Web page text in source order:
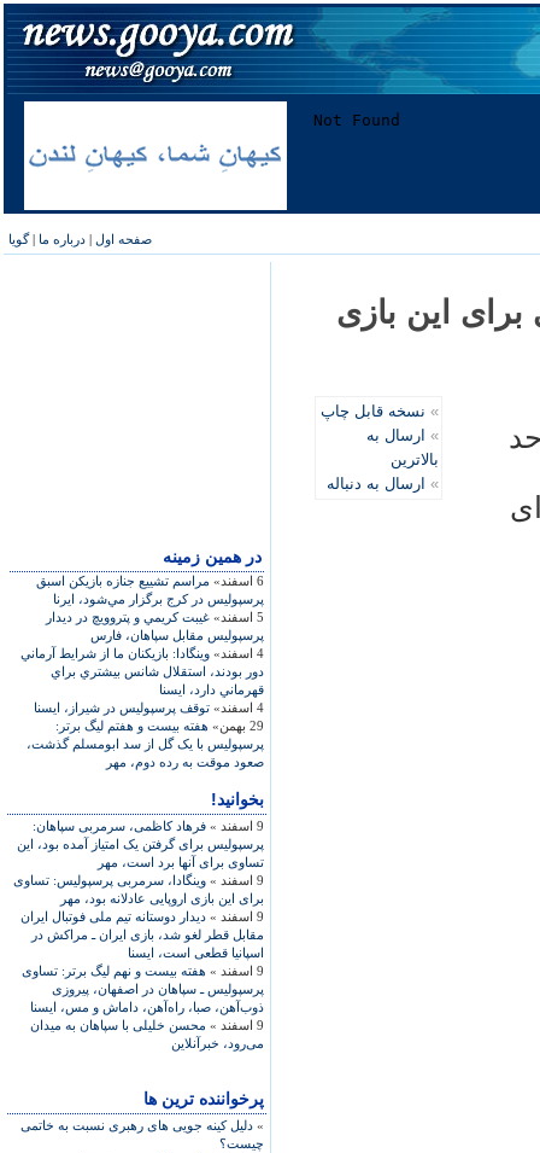
صفحه اول | درباره ما |گویا
در همين زمينه
6 اسفند»
مراسم تشييع جنازه بازيكن اسبق
پرسپوليس در كرج برگزار مي‌شود، ایرنا
5 اسفند»
غيبت كريمي و پتروويچ در ديدار
پرسپوليس مقابل سپاهان، فارس
4 اسفند»
وينگادا: بازيكنان ما از شرايط آرماني
دور بودند، استقلال شانس بيشتري براي
قهرماني دارد، ايسنا
4 اسفند»
توقف پرسپوليس در شيراز، ايسنا
29 بهمن»
هفته بيست و هفتم ليگ برتر:
پرسپوليس با يک گل از سد ابومسلم گذشت،
صعود موقت به رده دوم، مهر
بخوانید!
9 اسفند »
فرهاد کاظمی، سرمربی سپاهان:
پرسپوليس برای گرفتن يک امتياز آمده بود، اين
تساوی برای آنها برد است، مهر
9 اسفند »
وينگادا، سرمربی پرسپوليس: تساوی
برای اين بازی اروپايی عادلانه بود، مهر
9 اسفند »
ديدار دوستانه تيم ملی فوتبال ايران
مقابل قطر لغو شد، بازی ايران ـ مراکش در
اسپانيا قطعی است، ايسنا
9 اسفند »
هفته بيست و نهم ليگ برتر: تساوی
پرسپوليس ـ سپاهان در اصفهان، پيروزی
ذوب‌آهن، صبا، راه‌آهن، داماش و مس، ايسنا
9 اسفند »
محسن خلیلی با سپاهان به میدان
می‌رود، خبرآنلاين
پرخواننده ترین ها
» دلیل کینه جویی های رهبری نسبت به خاتمی
چیست؟
اين بازی
» نسخه قابل چاپ
» ارسال به
بالاترین
» ارسال به دنباله